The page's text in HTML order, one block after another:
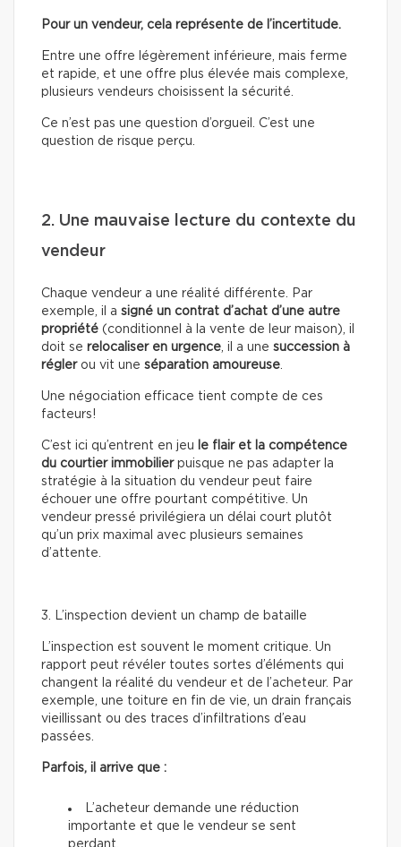
Pour un vendeur, cela représente de l’incertitude.
Entre une offre légèrement inférieure, mais ferme
et rapide, et une offre plus élevée mais complexe,
plusieurs vendeurs choisissent la sécurité.
Ce n’est pas une question d’orgueil. C’est une
question de risque perçu.
2. Une mauvaise lecture du contexte du
vendeur
Chaque vendeur a une réalité différente. Par
exemple, il a signé un contrat d’achat d’une autre
propriété (conditionnel à la vente de leur maison), il
doit se relocaliser en urgence , il a une succession à
réglerou vit une séparation amoureuse
Une négociation efficace tient compte de ces
facteurs!
C’est ici qu’entrent en jeu
le flair et la compétence
du courtier immobilierpuisque ne pas adapter la
stratégie à la situation du vendeur peut faire
échouer une offre pourtant compétitive. Un
vendeur pressé privilégiera un délai court plutôt
qu’un prix maximal avec plusieurs semaines
d’attente.
3. L’inspection devient un champ de bataille
L’inspection est souvent le moment critique. Un
rapport peut révéler toutes sortes d’éléments qui
changent la réalité du vendeur et de l’acheteur. Par
exemple, une toiture en fin de vie, un drain français
vieillissant ou des traces d’infiltrations d’eau
passées.
Parfois, il arrive que :
L’acheteur demande une réduction
importante et que le vendeur se sent
perdant.